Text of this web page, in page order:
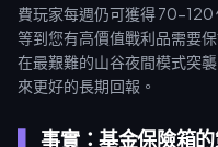
費玩家每週仍可獲得 70-120
等到您有高價值戰利品需要
在最艱難的山谷夜間模式突
來更好的長期回報。
事實：基金保險箱